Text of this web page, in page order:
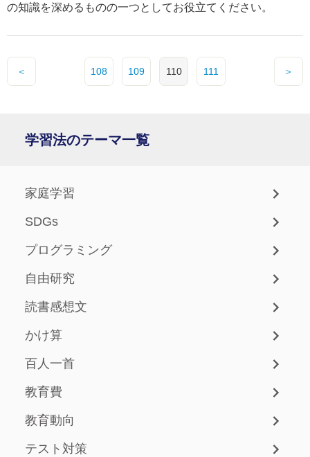
の知識を深めるものの一つとしてお役立てください。
＜ 108 109 110 111 ＞
学習法のテーマ一覧
家庭学習
SDGs
プログラミング
自由研究
読書感想文
かけ算
百人一首
教育費
教育動向
テスト対策